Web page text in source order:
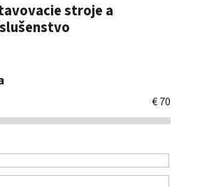
stroje a
€70